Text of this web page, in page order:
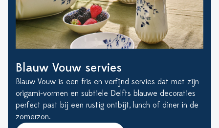
Blauw Vouw servies
Blauw Vouw is een fris en verfijnd servies dat met zijn
origami-vormen en subtiele Delfts blauwe decoraties
perfect past bij een rustig ontbijt, lunch of diner in de
zomerzon.